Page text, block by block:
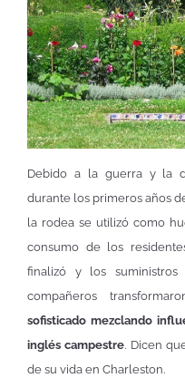
Debido a la guerra y la
durante los primeros años
la rodea se utilizó como
consumo de los
finalizó y los suministros
compañeros
sofisticado mezclando
inglés campestre. Dicen
de su vida en Charleston.